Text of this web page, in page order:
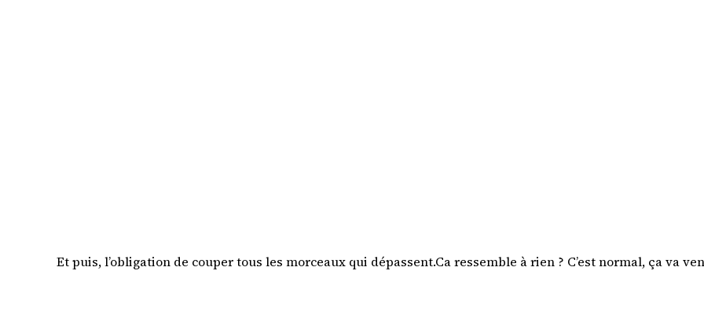
Et puis, l’obligation de couper tous les morceaux qui dépassent.Ca ressemble à rien ? C’est normal, ça va